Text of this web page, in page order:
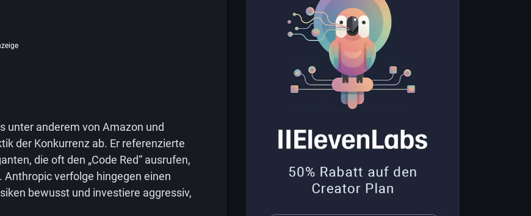
unter anderem von Amazon und
der Konkurrenz ab. Er referenzierte
die oft den „Code Red“ ausrufen,
verfolge hingegen einen
bewusst und investiere aggressiv,